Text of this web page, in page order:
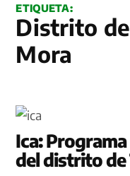
ETIQUETA:
Distrito de Tambo de
Mora
Ica:
del distrito de